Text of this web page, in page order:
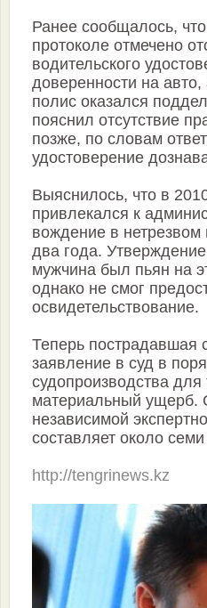
Ранее сообщалось,
протоколе отмечено
водительского
доверенности на авто,
полис оказался
пояснил отсутствие
позже, по словам
удостоверение
Выяснилось, что в
привлекался к
вождение в
два года.
мужчина был пьян на
однако не смог
освидетельствование.
Теперь пострадавшая
заявление в суд в
судопроизводства для
материальный ущерб.
независимой
составляет около
http://tengrinews.kz